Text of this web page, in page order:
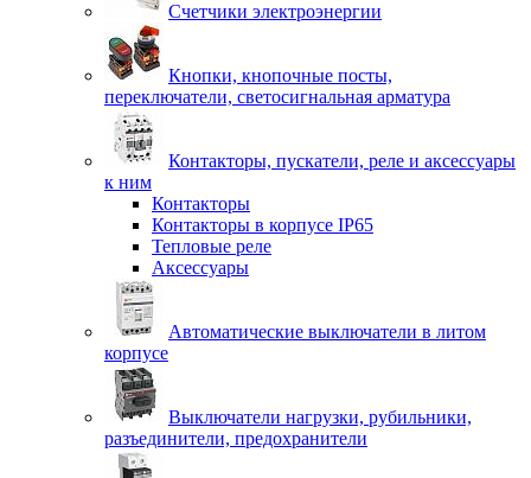
Счетчики электроэнергии
Кнопки, кнопочные посты,
переключатели, светосигнальная арматура
Контакторы, пускатели, реле и аксессуары
к ним
Контакторы
Контакторы в корпусе IP65
Тепловые реле
Аксессуары
Автоматические выключатели в литом
корпусе
Выключатели нагрузки, рубильники,
разъединители, предохранители